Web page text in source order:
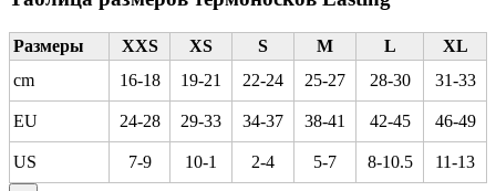
Размеры XXS XS S M L
XL
cm
16-18 19-21 22-24 25-27 28-30 31-33
EU 24-28 29-33 34-37 38-41 42-45 46-49
US 7-9 10-1 2-4 5-7 8-10.5 11-13